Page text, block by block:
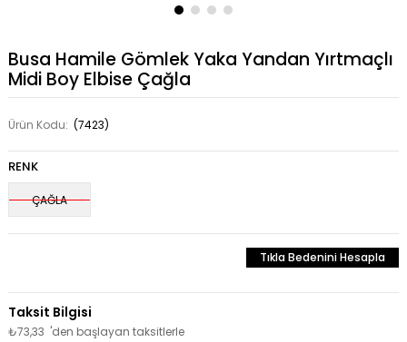
Busa Hamile Gömlek Yaka Yandan Yırtmaçlı
Midi Boy Elbise Çağla
Ürün Kodu: (7423)
RENK
ÇAĞLA
Tıkla Bedenini Hesapla
₺73,33 'den başlayan taksitlerle